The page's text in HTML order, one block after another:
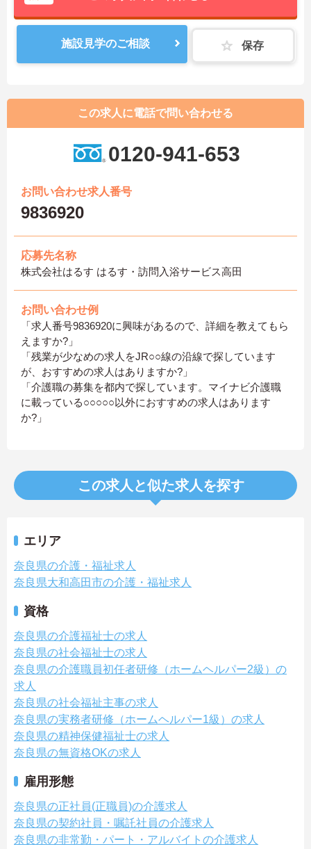
施設見学のご相談 保存
この求人に電話で問い合わせる
0120-941-653
お問い合わせ求人番号
9836920
応募先名称
株式会社はるす はるす・訪問入浴サービス高田
お問い合わせ例
「求人番号9836920に興味があるので、詳細を教えてもら
えますか?」
「残業が少なめの求人をJR○○線の沿線で探しています
が、おすすめの求人はありますか?」
「介護職の募集を都内で探しています。マイナビ介護職
に載っている○○○○○以外におすすめの求人はあります
か?」
この求人と似た求人を探す
エリア
奈良県の介護・福祉求人
奈良県大和高田市の介護・福祉求人
資格
奈良県の介護福祉士の求人
奈良県の社会福祉士の求人
奈良県の介護職員初任者研修（ホームヘルパー2級）の
求人
奈良県の社会福祉主事の求人
奈良県の実務者研修（ホームヘルパー1級）の求人
奈良県の精神保健福祉士の求人
奈良県の無資格OKの求人
雇用形態
奈良県の正社員(正職員)の介護求人
奈良県の契約社員・嘱託社員の介護求人
奈良県の非常勤・パート・アルバイトの介護求人